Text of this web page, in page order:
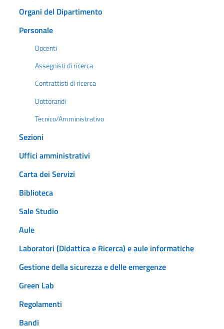
Organi del Dipartimento
Personale
Docenti
Assegnisti di ricerca
Contrattisti di ricerca
Dottorandi
Tecnico/Amministrativo
Sezioni
Uffici amministrativi
Carta dei Servizi
Biblioteca
Sale Studio
Aule
Laboratori (Didattica e Ricerca) e aule informatiche
Gestione della sicurezza e delle emergenze
Green Lab
Regolamenti
Bandi